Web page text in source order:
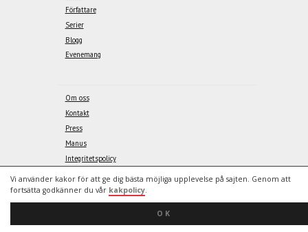
Vi använder kakor för att ge dig bästa möjliga upplevelse på sajten. Genom att
fortsätta godkänner du vår kakpolicy.
OK
Författare
Serier
Blogg
Evenemang
Om oss
Kontakt
Press
Manus
Integritetspolicy